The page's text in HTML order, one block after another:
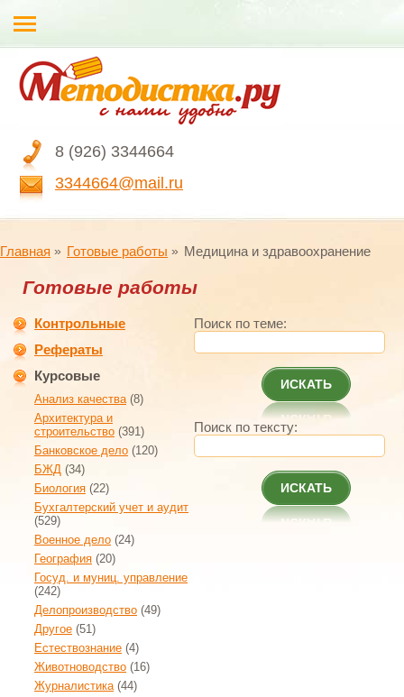
8 (926) 3344664
3344664@mail.ru
Главная Готовые работы Медицина и здравоохранение
Готовые работы
Контрольные
Рефераты
Курсовые
Анализ качества(8)
Архитектура и
строительство (391)
Банковское дело (120)
БЖД (34)
Биология (22)
Бухгалтерский учет и аудит
(529)
Военное дело (24)
География (20)
Госуд. и муниц. управление
(242)
Делопроизводство (49)
Другое (51)
Естествознание (4)
Животноводство (16)
Журналистика(44)
Поиск по теме:
ИСКАТЬ
Поиск по тексту:
ИСКАТЬ